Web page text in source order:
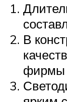
В
фирмы